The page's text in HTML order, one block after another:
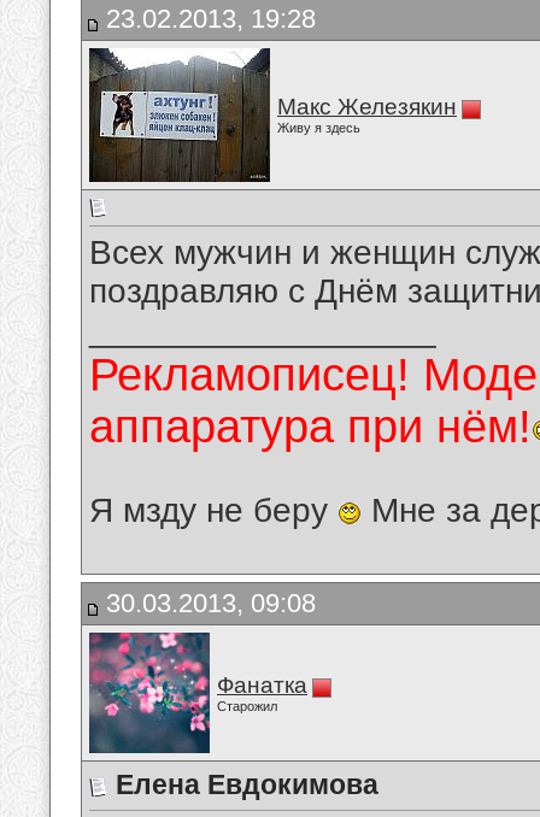
23.02.2013, 19:28
Макс Железякин
Живу я здесь
Всех мужчин и женщин
поздравляю с Днём
Рекламописец!
аппаратура при нём!
Я мзду не беру Мне за
30.03.2013, 09:08
Фанатка
Старожил
Елена Евдокимова